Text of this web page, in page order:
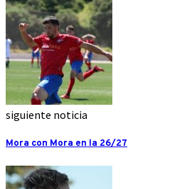
siguiente noticia
Mora con Mora en la 26/27